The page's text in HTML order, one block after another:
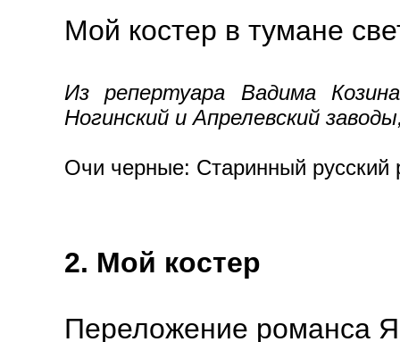
Мой костер в тумане
Из репертуара Вадима
Ногинский и Апрелевский
Очи черные: Старинный
2. Мой костер
Переложение романса